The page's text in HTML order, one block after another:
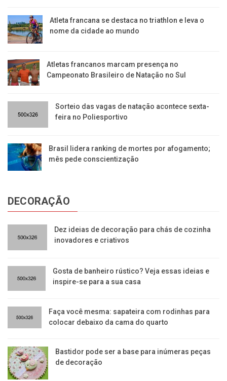
Atleta francana se destaca no triathlon e leva o
nome da cidade ao mundo
Atletas francanos marcam presença no
Campeonato Brasileiro de Natação no Sul
Sorteio das vagas de natação acontece sexta-
feira no Poliesportivo
Brasil lidera ranking de mortes por afogamento;
mês pede conscientização
DECORAÇÃO
Dez ideias de decoração para chás de cozinha
inovadores e criativos
Gosta de banheiro rústico? Veja essas ideias e
inspire-se para a sua casa
Faça você mesma: sapateira com rodinhas para
colocar debaixo da cama do quarto
Bastidor pode ser a base para inúmeras peças
de decoração